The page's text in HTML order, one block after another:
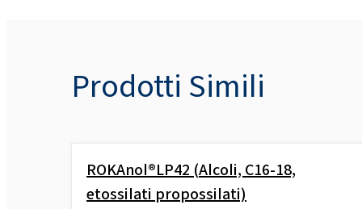
Prodotti Simili
ROKAnol®LP42 (Alcoli, C16-18,
etossilati propossilati)